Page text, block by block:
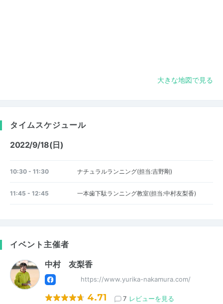
大きな地図で見る
タイムスケジュール
2022/9/18(日)
10:30 - 11:30 ナチュラルランニング(担当:吉野剛)
11:45 - 12:45 一本歯下駄ランニング教室(担当:中村友梨香)
イベント主催者
中村 友梨香
https://www.yurika-nakamura.com/
4.71 7 レビューを見る